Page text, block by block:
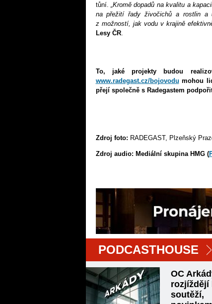
tůní. „Kromě dopadů na kvalitu a
na přežití řady živočichů a rostlin a
z možností, jak vodu v krajině
Lesy ČR.
To, jaké projekty budou
www.radegast.cz/bojovodu mohou
přejí společně s Radegastem
Zdroj foto: RADEGAST, Plzeňský
Zdroj audio: Mediální skupina HMG(
PODCASTHOUSE
OC
rozjíždějí
soutěží,